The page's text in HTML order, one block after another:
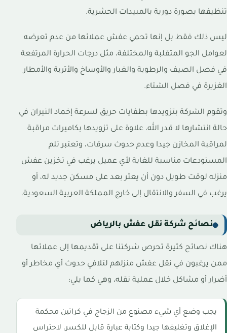
تنظيفها بصورة دورية بالمبيدات الحشرية.
ليس ذلك فقط بل إنها تحمي عفش عملائها من عدم تعرضه
لعوامل الجو المتقلبة والمختلفة، مثل درجات الحرارة المرتفعة
في فصل الصيف والرطوبة والغبار والأوساخ والأتربة والأمطار
الغزيرة في فصل الشتاء.
وتقوم الشركة بتزويدها بطفايات حريق لسرعة إخماد النيران في
حالة انتشارها لا قدر الله، علاوة على تزويدها بكاميرات مراقبة
لمراقبة المخازن جيدا وعدم حدوث سرقات، وتعتبر تلم
المستودعات مناسبة للغاية لأي عميل يرغب في تخزين عفش
منزله لوقت طويل دون أن يعثر بعد على مسكن جديد له، أو
يرغب في السفر والانتقال إلى خارج المملكة العربية السعودية.
نصائح شركة نقل عفش بالرياض
هناك نصائح كثيرة تحرص شركتنا على تقديمها إلى عملائها
ممن يرغبون في نقل عفش منزلهم لتلافي حدوث أي مخاطر أو
أضرار أو مشاكل خلال عملية نقله، وهي كما يلي:
يجب وضع أي شيء مصنوع من الزجاج في كراتين محكمة
الإغلاق وتغليفها جيدا وكتابة عبارة قابل للكسر، لاحتراس